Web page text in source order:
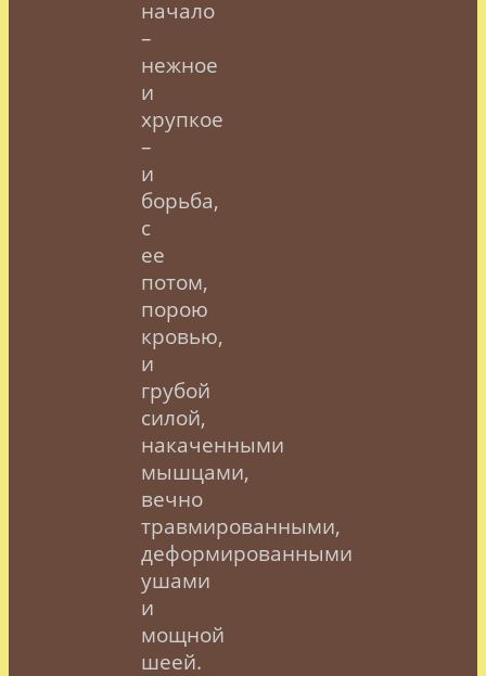
начало
–
нежное
и
хрупкое
–
и
борьба,
с
ее
потом,
порою
кровью,
и
грубой
силой,
накаченными
мышцами,
вечно
травмированными,
деформированными
ушами
и
мощной
шеей.